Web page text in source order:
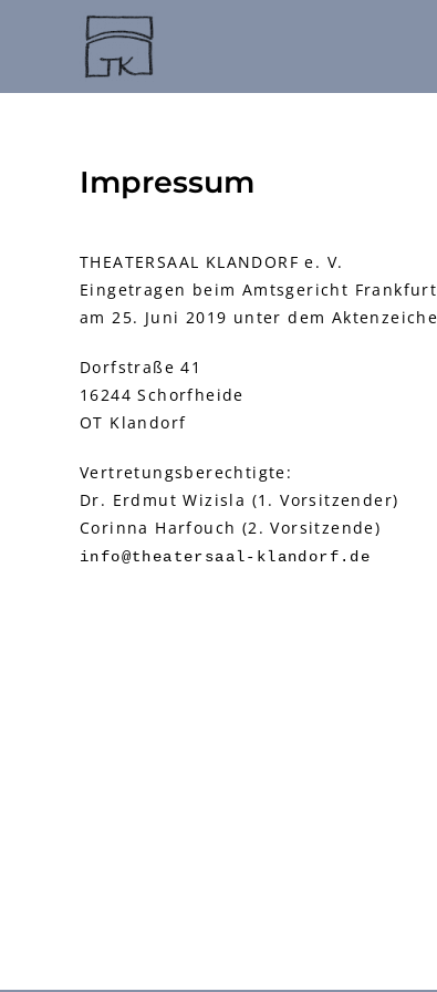
Impressum
THEATERSAAL KLANDORF e. V.
Eingetragen beim Amtsgericht
am 25. Juni 2019 unter dem
Dorfstraße 41
16244 Schorfheide
OT Klandorf
Vertretungsberechtigte:
Dr. Erdmut Wizisla (1. Vorsitzender)
Corinna Harfouch (2. Vorsitzende)
info@theatersaal-klandorf.de